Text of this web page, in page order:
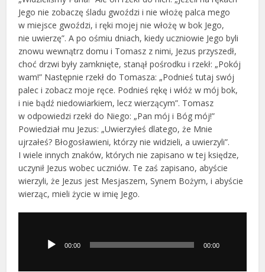
Jego nie zobaczę śladu gwoździ i nie włożę palca mego
w miejsce gwoździ, i ręki mojej nie włożę w bok Jego,
nie uwierzę”. A po ośmiu dniach, kiedy uczniowie Jego byli
znowu wewnątrz domu i Tomasz z nimi, Jezus przyszedł,
choć drzwi były zamknięte, stanął pośrodku i rzekł: „Pokój
wam!” Następnie rzekł do Tomasza: „Podnieś tutaj swój
palec i zobacz moje ręce. Podnieś rękę i włóż w mój bok,
i nie bądź niedowiarkiem, lecz wierzącym”. Tomasz
w odpowiedzi rzekł do Niego: „Pan mój i Bóg mój!”
Powiedział mu Jezus: „Uwierzyłeś dlatego, że Mnie
ujrzałeś? Błogosławieni, którzy nie widzieli, a uwierzyli”.
I wiele innych znaków, których nie zapisano w tej księdze,
uczynił Jezus wobec uczniów. Te zaś zapisano, abyście
wierzyli, że Jezus jest Mesjaszem, Synem Bożym, i abyście
wierząc, mieli życie w imię Jego.
dźwiękowych00:00 00:00